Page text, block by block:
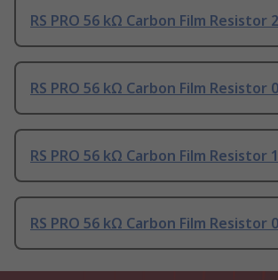
RS PRO 56 kΩ Carbon Film Resistor
RS PRO 56 kΩ Carbon Film Resistor
RS PRO 56 kΩ Carbon Film Resistor
RS PRO 56 kΩ Carbon Film Resistor